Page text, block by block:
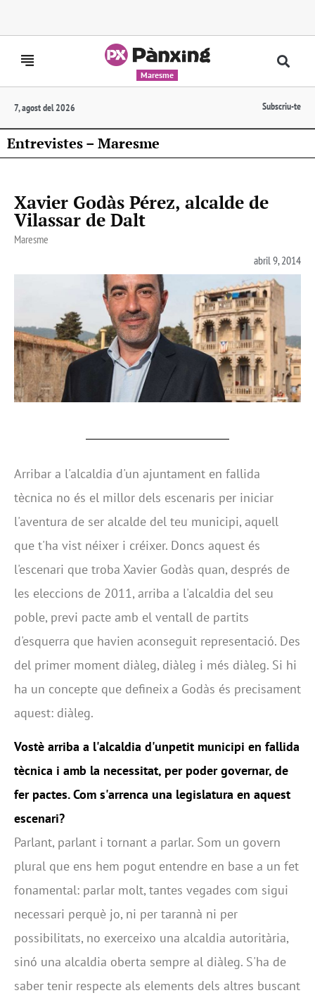
Maresme
7, agost del 2026 Subscriu-te
Entrevistes – Maresme
Xavier Godàs Pérez, alcalde de
Vilassar de Dalt
Maresme
abril 9, 2014
Arribar a l'alcaldia d'un ajuntament en fallida
tècnica no és el millor dels escenaris per iniciar
l'aventura de ser alcalde del teu municipi, aquell
que t'ha vist néixer i créixer. Doncs aquest és
l'escenari que troba Xavier Godàs quan, després de
les eleccions de 2011, arriba a l'alcaldia del seu
poble, previ pacte amb el ventall de partits
d'esquerra que havien aconseguit representació. Des
del primer moment diàleg, diàleg i més diàleg. Si hi
ha un concepte que defineix a Godàs és precisament
aquest: diàleg.
Vostè arriba a l'alcaldia d'unpetit municipi en fallida
tècnica i amb la necessitat, per poder governar, de
fer pactes. Com s'arrenca una legislatura en aquest
escenari?
Parlant, parlant i tornant a parlar. Som un govern
plural que ens hem pogut entendre en base a un fet
fonamental: parlar molt, tantes vegades com sigui
necessari perquè jo, ni per tarannà ni per
possibilitats, no exerceixo una alcaldia autoritària,
sinó una alcaldia oberta sempre al diàleg. S'ha de
saber tenir respecte als elements dels altres buscant